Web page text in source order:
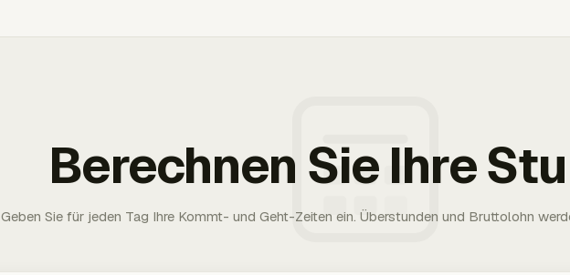
Berechnen Sie Ihre
Geben Sie für jeden Tag Ihre Kommt- und Geht-Zeiten ein. Überstunden und Bruttolohn